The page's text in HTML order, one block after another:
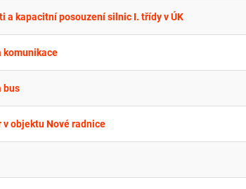
a kapacitní posouzení silnic I. třídy v ÚK
komunikace
bus
objektu Nové radnice